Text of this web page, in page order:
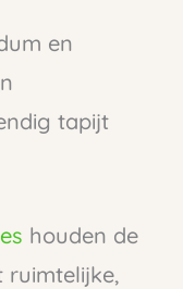
en
tapijt
houden de